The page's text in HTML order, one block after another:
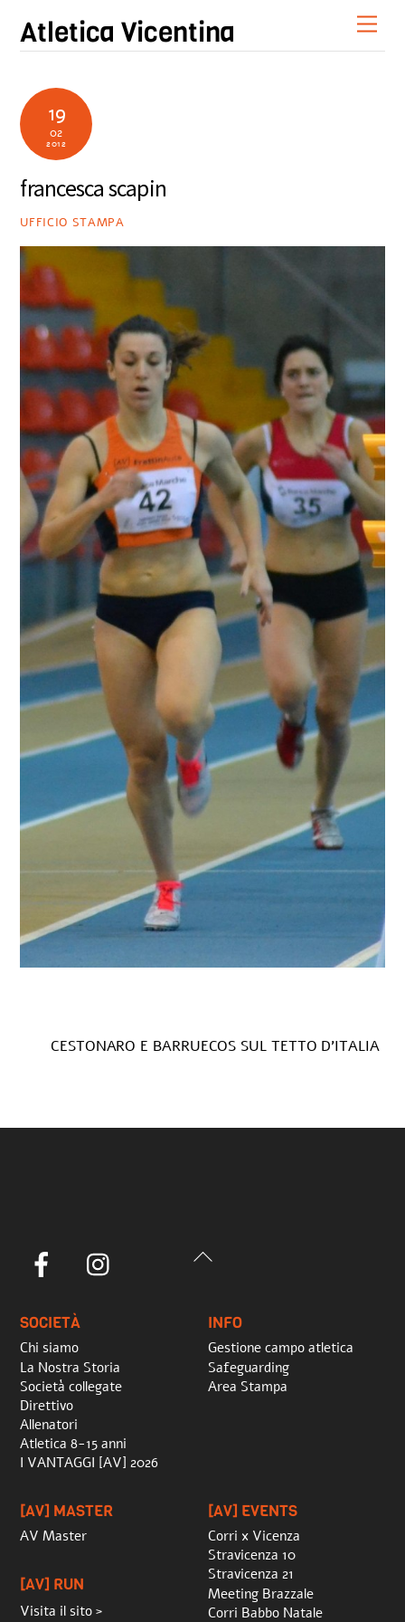
content
Atletica Vicentina
19
02
2012
francesca scapin
UFFICIO STAMPA
CESTONARO E BARRUECOS SUL TETTO D’ITALIA
Back
Facebook
SOCIETÀ
Chi siamo
La Nostra Storia
Società collegate
Direttivo
Allenatori
Atletica 8-15 anni
I VANTAGGI [AV] 2026
INFO
Gestione campo atletica
Safeguarding
Area Stampa
[AV] MASTER
AV Master
[AV] RUN
Visita il sito >
[AV] EVENTS
Corri x Vicenza
Stravicenza 10
Stravicenza 21
Meeting Brazzale
Corri Babbo Natale